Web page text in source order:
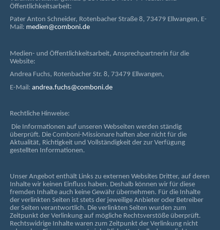
Öffentlichkeitsarbeit:
Pater Anton Schneider, Rotenbacher Straße 8, 73479 Ellwangen, E-
Mail: medien@comboni.de
Medien- und Öffentlichkeitsarbeit, Ansprechpartnerin für die
Website:
Andrea Fuchs, Rotenbacher Str. 8, 73479 Ellwangen,
E-Mail: andrea.fuchs@comboni.de
Rechtliche Hinweise:
Die Informationen auf unseren Webseiten werden ständig
überprüft. Die Comboni-Missionare haften aber nicht für die
Aktualität, Richtigkeit und Vollständigkeit der zur Verfügung
gestellten Informationen.
Unser Angebot enthält Links zu externen Websites Dritter, auf deren
Inhalte wir keinen Einfluss haben. Deshalb können wir für diese
fremden Inhalte auch keine Gewähr übernehmen. Für die Inhalte
der verlinkten Seiten ist stets der jeweilige Anbieter oder Betreiber
der Seiten verantwortlich. Die verlinkten Seiten wurden zum
Zeitpunkt der Verlinkung auf mögliche Rechtsverstöße überprüft.
Rechtswidrige Inhalte waren zum Zeitpunkt der Verlinkung nicht